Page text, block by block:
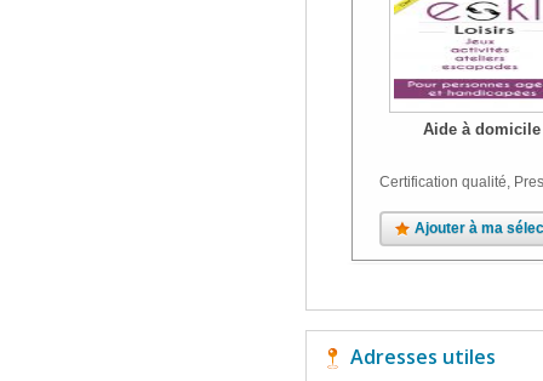
Aide à domicile
Certification qualité,
Ajouter à ma
Adresses utiles